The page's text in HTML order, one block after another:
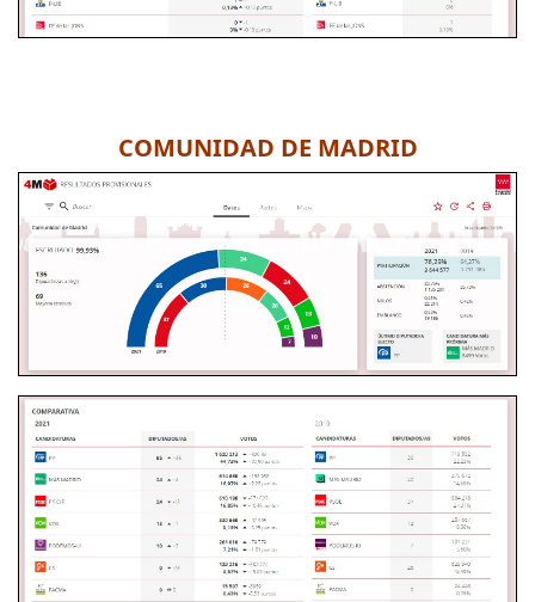
COMUNIDAD DE MADRID